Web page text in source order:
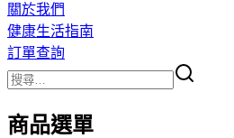
關於我們
健康生活指南
訂單查詢
商品選單